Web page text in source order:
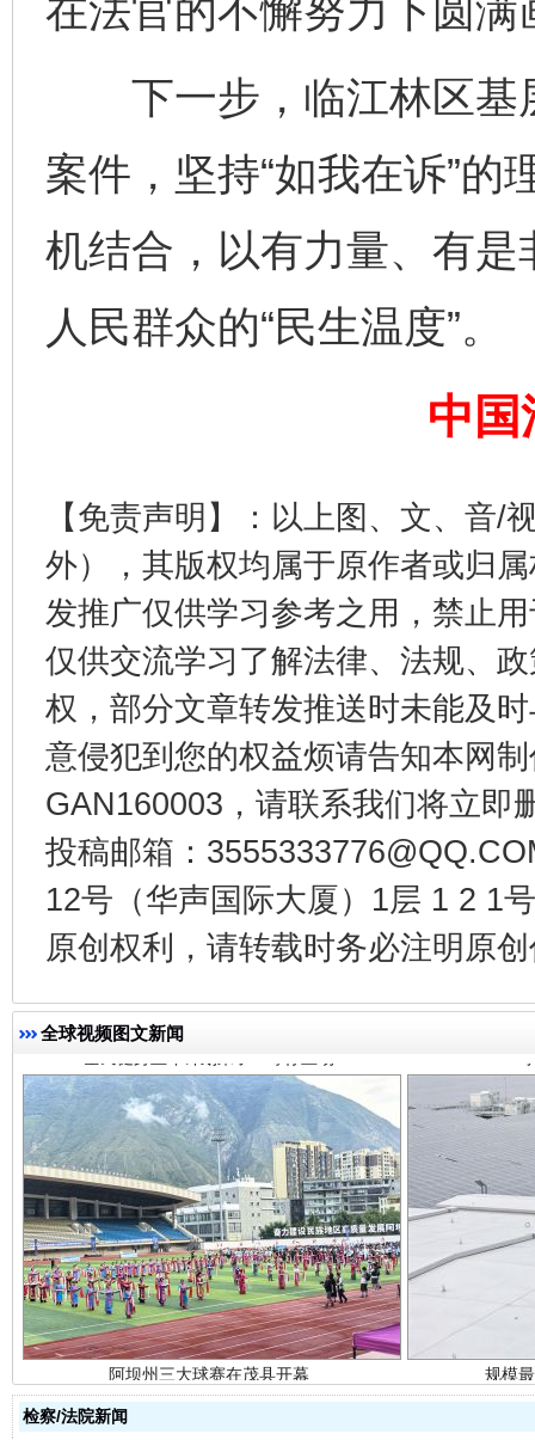
在法官的不懈努力下圆满
下一步，临江林区基
案件，坚持“如我在诉”
机结合，以有力量、有
人民群众的“民生温度”。
中国
【免责声明】：以上图、文、音/
外），其版权均属于原作者或归
发推广仅供学习参考之用，禁止
仅供交流学习了解法律、法规、
权，部分文章转发推送时未能及
意侵犯到您的权益烦请告知本网
GAN160003，请联系我们将立即
投稿邮箱：
12号（华声国际大厦）1层 1 2 1
原创权利，请转载时务必注明原
全球视频图文新闻
揭开“小金库”的免责幌子
受贿1.44亿！段成刚被判无期 从幼
全民健身五年计划来了！等你上场
阿坝州三大球赛在茂县开幕 规模
检察/法院新闻